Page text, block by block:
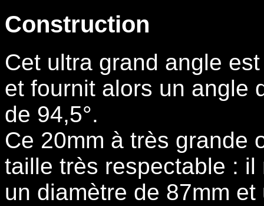
Construction
Cet ultra grand angle
et fournit alors un angle
de 94,5°.
Ce 20mm à très grande
taille très respectable :
un diamètre de 87mm